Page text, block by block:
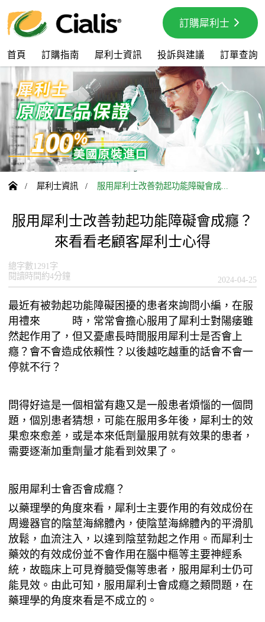
訂購犀利士
首頁 訂購指南 犀利士資訊 投訴與建議 訂單查詢
 / 犀利士資訊 / 服用犀利士改善勃起功能障礙會成...
服用犀利士改善勃起功能障礙會成癮？
來看看老顧客犀利士心得
總字數1291字
閱讀時間約4分鐘
2024-04-25
最近有被勃起功能障礙困擾的患者來詢問小編，在服
用禮來
時，常常會擔心服用了犀利士對陽痿雖
然起作用了，但又憂慮長時間服用犀利士是否會上
癮？會不會造成依賴性？以後越吃越重的話會不會一
停就不行？
問得好這是一個相當有趣又是一般患者煩惱的一個問
題，個別患者猜想，可能在服用多年後，犀利士的效
果愈來愈差，或是本來低劑量服用就有效果的患者，
需要逐漸加重劑量才能看到效果了。
服用犀利士會否會成癮？
以藥理學的角度來看，犀利士主要作用的有效成份在
周邊器官的陰莖海綿體內，使陰莖海綿體內的平滑肌
放鬆，血流注入，以達到陰莖勃起之作用。而犀利士
藥效的有效成份並不會作用在腦中樞等主要神經系
統，故臨床上可見脊髓受傷等患者，服用犀利士仍可
能見效。由此可知，服用犀利士會成癮之類問題，在
藥理學的角度來看是不成立的。